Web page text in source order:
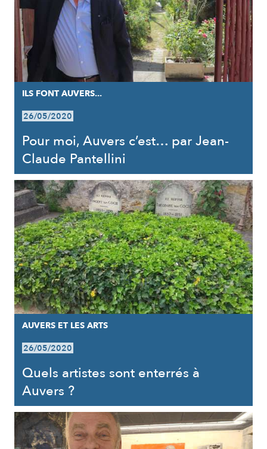
ILS FONT AUVERS...
26/05/2020
Pour moi, Auvers c’est… par Jean-
Claude Pantellini
AUVERS ET LES ARTS
26/05/2020
Quels artistes sont enterrés à
Auvers ?